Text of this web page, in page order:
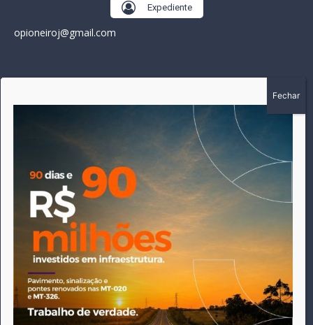
Expediente
opioneiroj@gmail.com
A história do Pioneiro inicia em fevereiro de 2005 em
Canarana - MT, na época, como um jornal impresso semanal,
que chegou a possuir mil assinantes. Durante 15 anos, foram
publicadas 691 edições que narraram os acontecimentos
políticos, policiais e cotidianos de Canarana e região. Fiel a sua
origem, pautado sempre pela busca incessante da
imparcialidade, faz jus a sua logo, com o característico "avião
da praça" de Canarana, sendo o símbolo do
comprometimento deste veículo de comunicação com o
relato dos fatos neste município. Em 06 de dezembro de 2019
circulou a última edição impressa do jornal, que desde então
tem veiculação exclusivamente online.